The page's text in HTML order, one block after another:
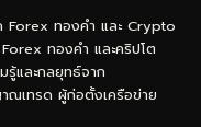
ทองคำ และ Crypto
ทองคำ และคริปโต
และกลยุทธ์จาก
เทรด ผู้ก่อตั้งเครือข่าย